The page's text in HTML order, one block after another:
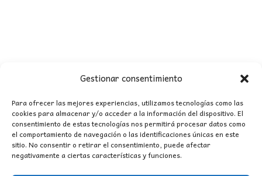
Gestionar consentimiento
Para ofrecer las mejores experiencias, utilizamos tecnologías como las
cookies para almacenar y/o acceder a la información del dispositivo. El
consentimiento de estas tecnologías nos permitirá procesar datos como
el comportamiento de navegación o las identificaciones únicas en este
sitio. No consentir o retirar el consentimiento, puede afectar
negativamente a ciertas características y funciones.
CONTACTO
MI CUENTA